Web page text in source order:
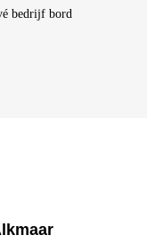
bedrijf bord